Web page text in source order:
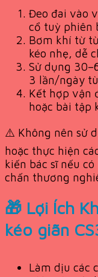
Đeo đai vào
cổ tuỳ phiên
Bơm khí từ
kéo nhẹ, dễ
Sử dụng
3 lần/ngày
Kết hợp vận
hoặc bài tập
⚠️ Không nên sử
hoặc thực hiện
kiến bác sĩ nếu
chấn thương
🎁 Lợi Ích
kéo giãn
Làm dịu các